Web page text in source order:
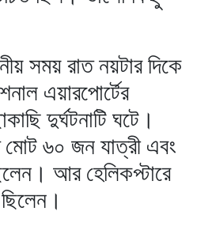
সময় রাত নয়টার দিকে
এয়ারপোর্টের
দুর্ঘটনাটি ঘটে।
মোট ৬০ জন যাত্রী এবং
আর হেলিকপ্টারে